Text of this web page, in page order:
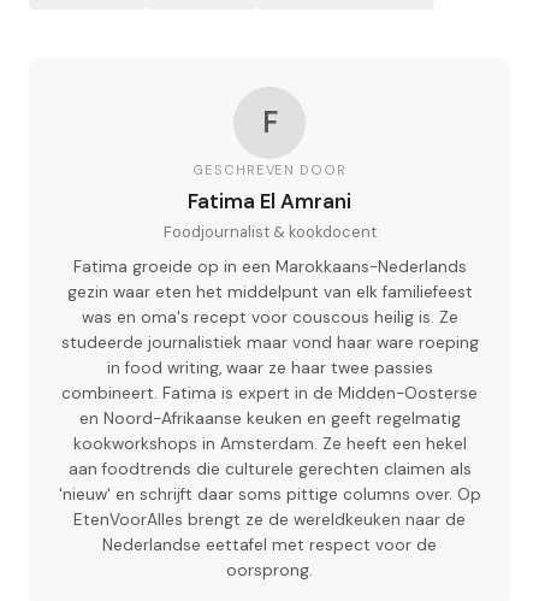
F
GESCHREVEN DOOR
Fatima El Amrani
Foodjournalist & kookdocent
Fatima groeide op in een Marokkaans-Nederlands
gezin waar eten het middelpunt van elk familiefeest
was en oma's recept voor couscous heilig is. Ze
studeerde journalistiek maar vond haar ware roeping
in food writing, waar ze haar twee passies
combineert. Fatima is expert in de Midden-Oosterse
en Noord-Afrikaanse keuken en geeft regelmatig
kookworkshops in Amsterdam. Ze heeft een hekel
aan foodtrends die culturele gerechten claimen als
'nieuw' en schrijft daar soms pittige columns over. Op
EtenVoorAlles brengt ze de wereldkeuken naar de
Nederlandse eettafel met respect voor de
oorsprong.